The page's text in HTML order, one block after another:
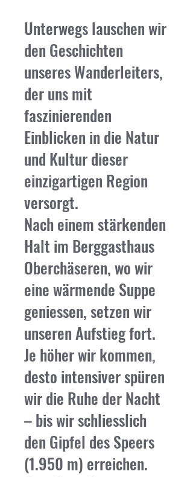
Unterwegs lauschen wir
den Geschichten
unseres Wanderleiters,
der uns mit
faszinierenden
Einblicken in die Natur
und Kultur dieser
einzigartigen Region
versorgt.
Nach einem stärkenden
Halt im Berggasthaus
Oberchäseren, wo wir
eine wärmende Suppe
geniessen, setzen wir
unseren Aufstieg fort.
Je höher wir kommen,
desto intensiver spüren
wir die Ruhe der Nacht
– bis wir schliesslich
den Gipfel des Speers
(1.950 m) erreichen.